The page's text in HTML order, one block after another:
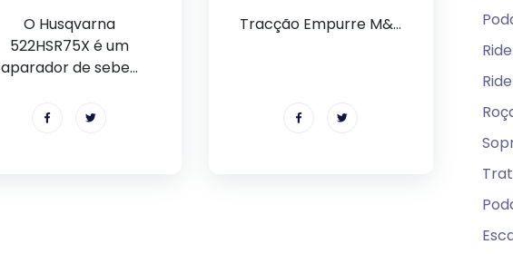
O Husqvarna
522HSR75X é um
aparador de sebe...
Tracção Empurre M&...